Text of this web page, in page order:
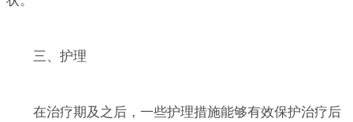
三、护理
在治疗期及之后，一些护理措施能够有效保护治疗后